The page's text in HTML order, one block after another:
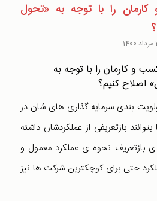
را با توجه به «تحول
بندی سرمایه گذاری های شان در
بازتعریفی از عملکردشان داشته
ی بازتعریف نحوه ی عملکرد معمول و
حتی برای کوچکترین شرکت ها نیز